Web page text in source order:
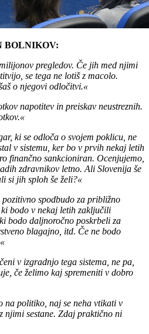
BOLNIKOV:
pregledov. Če jih med njimi
se tega ne lotiš z macolo.
o njegovi odločitvi.«
napotitev in preiskav neustreznih.
ki se odloča o svojem poklicu, ne
v sistemu, ker bo v prvih nekaj letih
finančno sankcioniran. Ocenjujemo,
zdravnikov letno. Ali Slovenija še
si jih sploh še želi?«
spodbudo za približno
bodo v nekaj letih zaključili
bodo daljnoročno poskrbeli za
blagajno, itd. Če ne bodo
v izgradnjo tega sistema, ne pa,
če želimo kaj spremeniti v dobro
na politiko, naj se neha vtikati v
njimi sestane. Zdaj praktično ni